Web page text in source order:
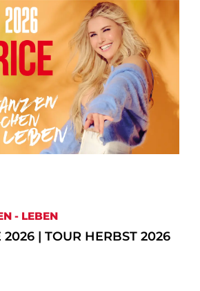
- LEBEN
2026 | TOUR HERBST 2026